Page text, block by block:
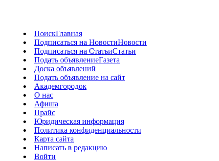
ПоискГлавная
Подписаться на НовостиНовости
Подписаться на СтатьиСтатьи
Подать объявлениеГазета
Доска объявлений
Подать объявление на сайт
Академгородок
О нас
Афиша
Прайс
Юридическая информация
Политика конфиденциальности
Карта сайта
Написать в редакцию
Войти